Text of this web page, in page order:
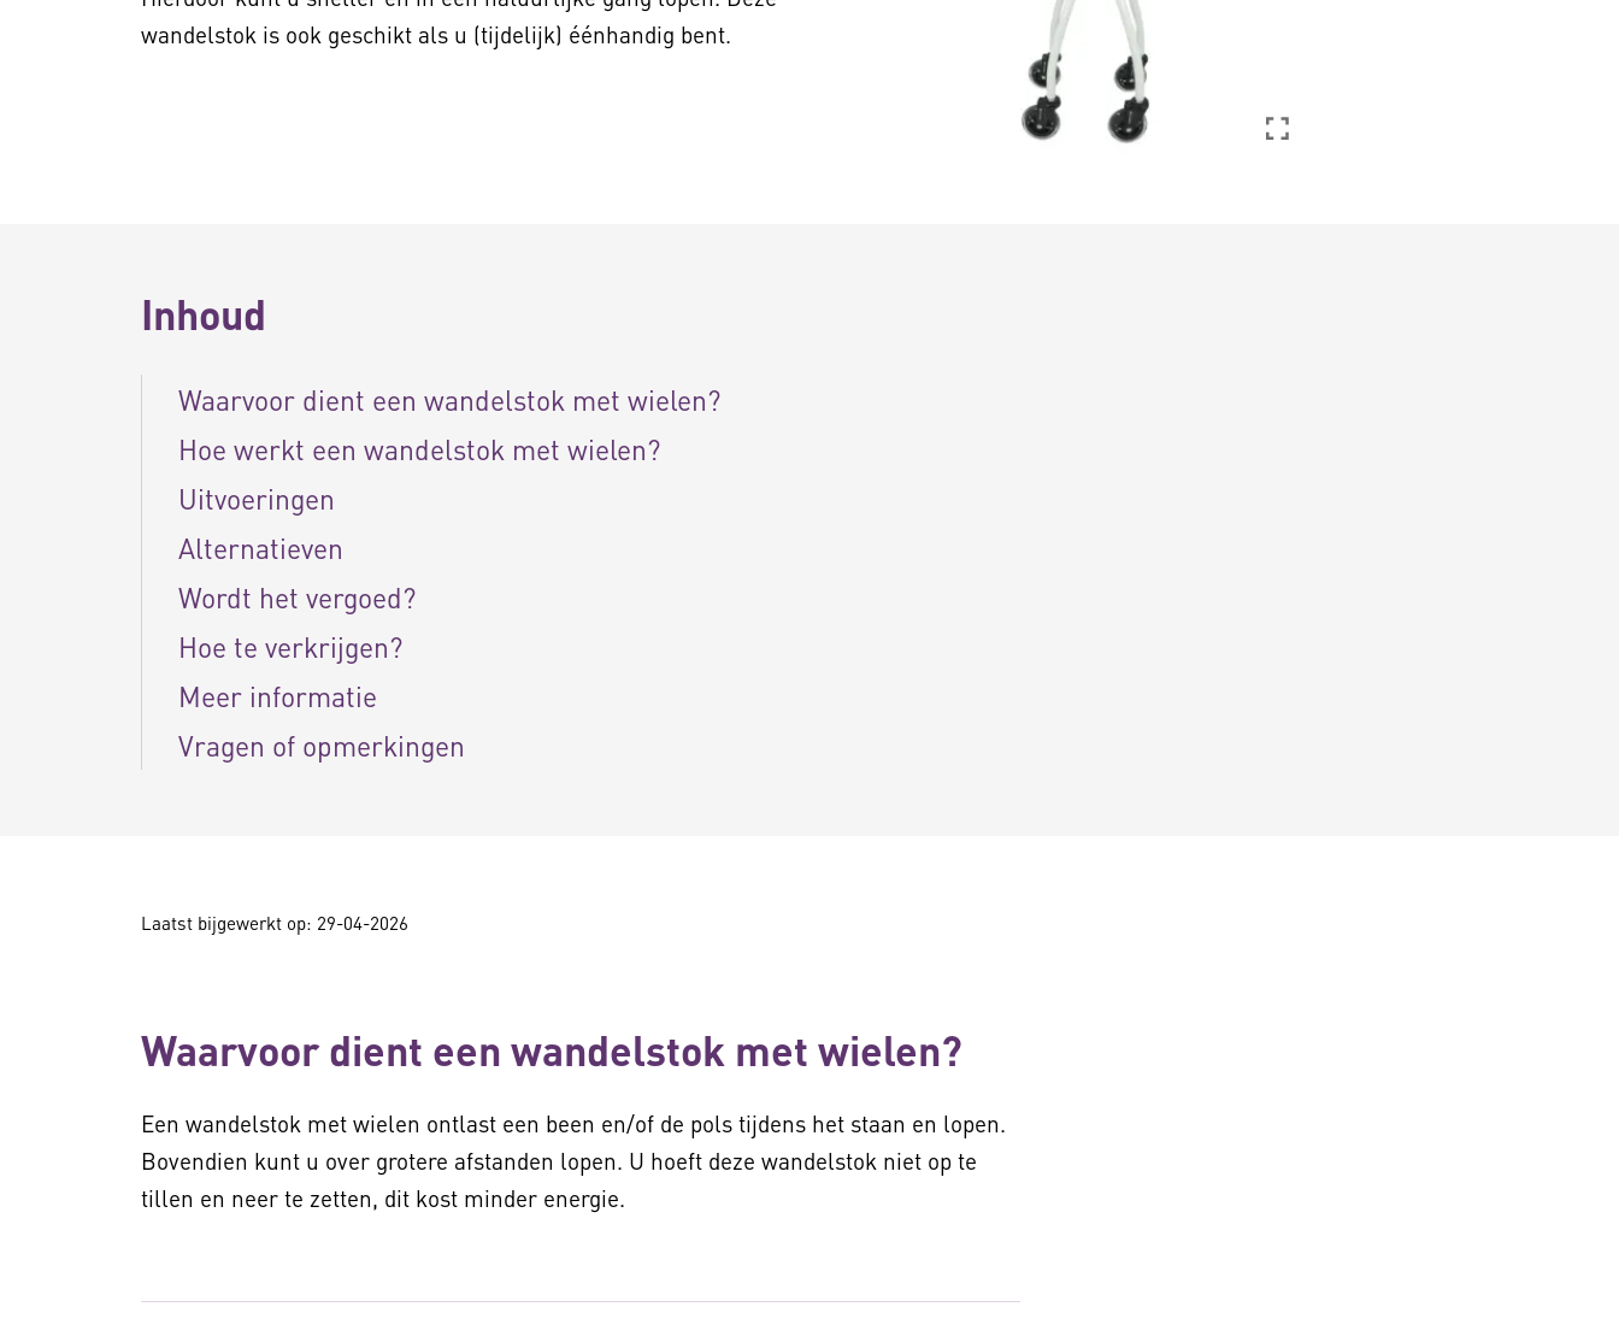
wandelstok is ook geschikt als u (tijdelijk) éénhandig bent.
Inhoud
Waarvoor dient een wandelstok met wielen?
Hoe werkt een wandelstok met wielen?
Uitvoeringen
Alternatieven
Wordt het vergoed?
Hoe te verkrijgen?
Meer informatie
Vragen of opmerkingen
Laatst bijgewerkt op: 29-04-2026
Waarvoor dient een wandelstok met wielen?
Een wandelstok met wielen ontlast een been en/of de pols tijdens het staan en lopen.
Bovendien kunt u over grotere afstanden lopen. U hoeft deze wandelstok niet op te
tillen en neer te zetten, dit kost minder energie.